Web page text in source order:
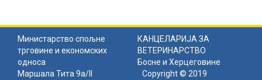
Министарство спољне
трговине и економских
односа
КАНЦЕЛАРИЈА ЗА
ВЕТЕРИНАРСТВО
Босне и Херцеговине
Маршала Тита 9а/II
Copyright © 2019